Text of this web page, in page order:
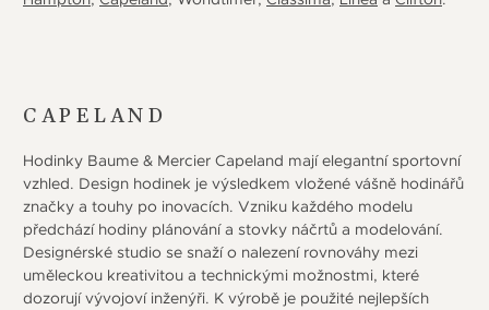
CAPELAND
Hodinky Baume & Mercier Capeland mají elegantní sportovní
vzhled. Design hodinek je výsledkem vložené vášně hodinářů
značky a touhy po inovacích. Vzniku každého modelu
předchází hodiny plánování a stovky náčrtů a modelování.
Designérské studio se snaží o nalezení rovnováhy mezi
uměleckou kreativitou a technickými možnostmi, které
dozorují vývojoví inženýři. K výrobě je použité nejlepších